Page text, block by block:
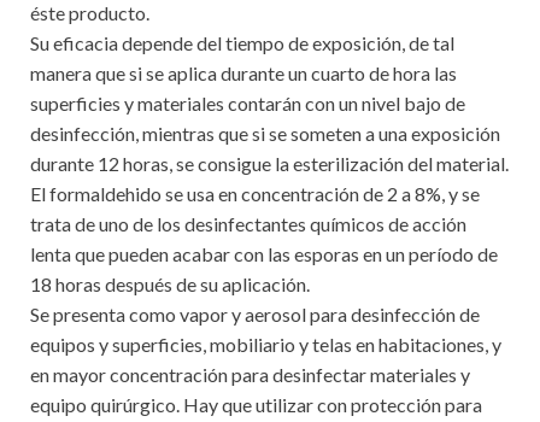
éste producto.
Su eficacia depende del tiempo de exposición, de tal
manera que si se aplica durante un cuarto de hora las
superficies y materiales contarán con un nivel bajo de
desinfección, mientras que si se someten a una exposición
durante 12 horas, se consigue la esterilización del material.
El formaldehido se usa en concentración de 2 a 8%, y se
trata de uno de los desinfectantes químicos de acción
lenta que pueden acabar con las esporas en un período de
18 horas después de su aplicación.
Se presenta como vapor y aerosol para desinfección de
equipos y superficies, mobiliario y telas en habitaciones, y
en mayor concentración para desinfectar materiales y
equipo quirúrgico. Hay que utilizar con protección para